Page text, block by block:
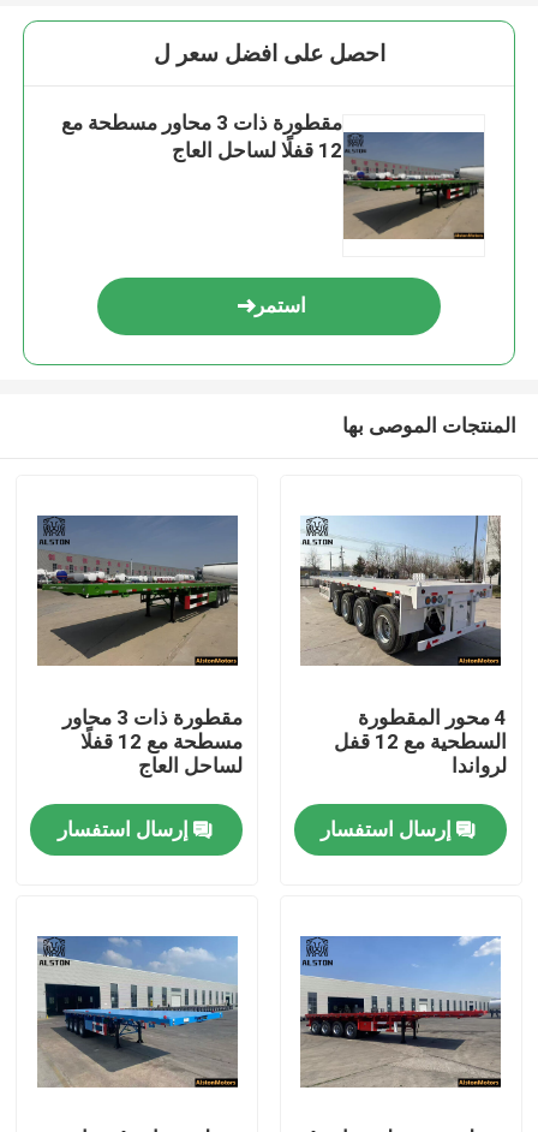
منزل
المنتجات
حول بنا
احصل على افضل سعر ل
مقطورة ذات 3 محاور مسطحة مع
12 قفلًا لساحل العاج
استمر
المنتجات الموصى بها
4 محور المقطورة
السطحية مع 12 قفل
لرواندا
إرسال استفسار
مقطورة ذات 3 محاور
مسطحة مع 12 قفلًا
لساحل العاج
إرسال استفسار